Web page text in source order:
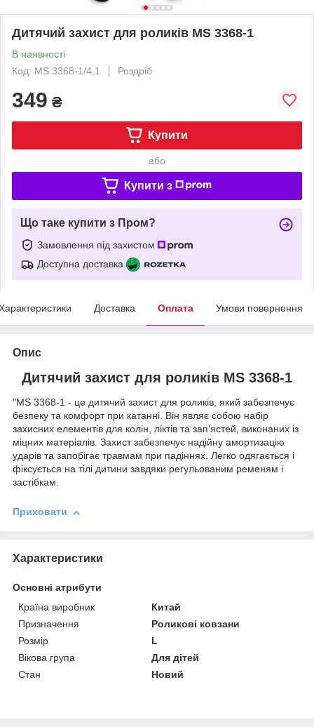
Дитячий захист для роликів MS 3368-1
В наявності
Код: MS 3368-1/4,1
Роздріб
349 ₴
Купити
або
Купити з
Що таке купити з Пром?
Замовлення під захистом
Доступна доставка
Доставка Оплата Умови повернення
Опис
Дитячий захист для роликів MS 3368-1
"MS 3368-1 - це дитячий захист для роликів, який забезпечує
безпеку та комфорт при катанні. Він являє собою набір
захисних елементів для колін, ліктів та зап'ястей, виконаних із
міцних матеріалів. Захист забезпечує надійну амортизацію
ударів та запобігає травмам при падіннях. Легко одягається і
фіксується на тілі дитини завдяки регульованим ременям і
застібкам.
Приховати
Характеристики
Основні атрибути
Країна виробник
Китай
Призначення
Роликові ковзани
Розмір
L
Вікова група
Для дітей
Стан
Новий